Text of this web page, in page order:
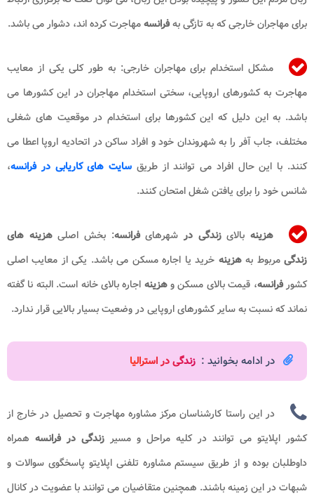
برای مهاجران خارجی که به تازگی بهفرانسهمهاجرت کرده اند، دشوار می باشد.
مشکل استخدام برای مهاجران خارجی: به طور کلی یکی از معایب
مهاجرت به کشورهای اروپایی، سختی استخدام مهاجران در این کشورها می
باشد. به این دلیل که این کشورها برای استخدام در موقعیت های شغلی
مختلف، جاب آفر را به شهروندان خود و افراد ساکن در اتحادیه اروپا اعطا می
کنند. با این حال افراد می توانند از طریق سایت های کاریابی در فرانسه،
شانس خود را برای یافتن شغل امتحان کنند.
هزینه بالایزندگی در شهرهایفرانسه: بخش اصلیهزینه های
زندگیمربوط بههزینه خرید یا اجاره مسکن می باشد. یکی از معایب اصلی
کشورفرانسه، قیمت بالای مسکن وهزینه اجاره بالای خانه است. البته نا گفته
نماند که نسبت به سایر کشورهای اروپایی در وضعیت بسیار بالایی قرار ندارد.
در ادامه بخوانید : زندگی در استرالیا
در این راستا کارشناسان مرکز مشاوره مهاجرت و تحصیل در خارج از
کشور اپلایتو می توانند در کلیه مراحل و مسیر زندگی در فرانسه همراه
داوطلبان بوده و از طریق سیستم مشاوره تلفنی اپلایتو پاسخگوی سوالات و
شبهات در این زمینه باشند. همچنین متقاضیان می توانند با عضویت در کانال